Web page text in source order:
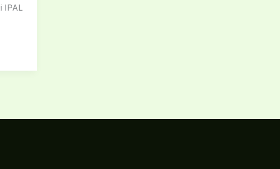
IPAL